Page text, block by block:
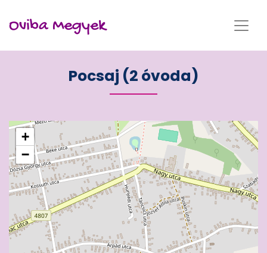
Oviba Megyek
Pocsaj (2 óvoda)
+
−